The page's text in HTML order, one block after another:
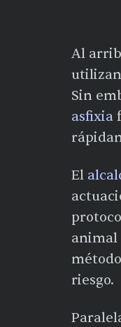
Al
Sin
asfixia
El
animal
riesgo.